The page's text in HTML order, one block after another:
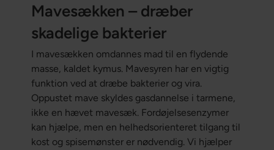
Mavesækken – dræber
skadelige bakterier
I mavesækken omdannes mad til en flydende
masse, kaldet kymus. Mavesyren har en vigtig
funktion ved at dræbe bakterier og vira.
Oppustet mave skyldes gasdannelse i tarmene,
ikke en hævet mavesæk. Fordøjelsesenzymer
kan hjælpe, men en helhedsorienteret tilgang til
kost og spisemønster er nødvendig. Vi hjælper